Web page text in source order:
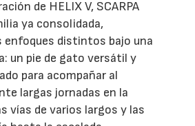
de HELIX V, SCARPA
ya consolidada,
enfoques distintos bajo una
un pie de gato versátil y
para acompañar al
largas jornadas en la
vías de varios largos y las